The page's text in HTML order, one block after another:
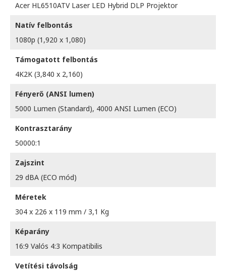
Acer HL6510ATV Laser LED Hybrid DLP Projektor
Natív felbontás
1080p (1,920 x 1,080)
Támogatott felbontás
4K2K (3,840 x 2,160)
Fényerő (ANSI lumen)
5000 Lumen (Standard), 4000 ANSI Lumen (ECO)
Kontrasztarány
50000:1
Zajszint
29 dBA (ECO mód)
Méretek
304 x 226 x 119 mm / 3,1 Kg
Képarány
16:9 Valós 4:3 Kompatibilis
Vetítési távolság